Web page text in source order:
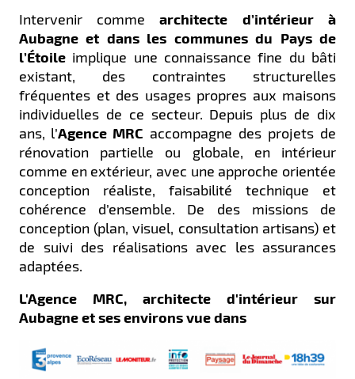
Intervenir comme architecte d’intérieur à
Aubagne et dans les communes du Pays de
l’Étoile implique une connaissance fine du bâti
existant, des contraintes structurelles
fréquentes et des usages propres aux maisons
individuelles de ce secteur. Depuis plus de dix
ans, l’Agence MRC accompagne des projets de
rénovation partielle ou globale, en intérieur
comme en extérieur, avec une approche orientée
conception réaliste, faisabilité technique et
cohérence d’ensemble. De des missions de
conception (plan, visuel, consultation artisans) et
de suivi des réalisations avec les assurances
adaptées.
L'Agence MRC, architecte d'intérieur sur
Aubagne et ses environs vue dans